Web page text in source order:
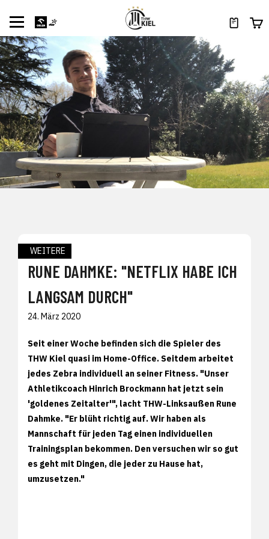
WEITERE
RUNE DAHMKE: "NETFLIX HABE ICH
LANGSAM DURCH"
24. März 2020
Seit einer Woche befinden sich die Spieler des
THW Kiel quasi im Home-Office. Seitdem arbeitet
jedes Zebra individuell an seiner Fitness. "Unser
Athletikcoach Hinrich Brockmann hat jetzt sein
'goldenes Zeitalter'", lacht THW-Linksaußen Rune
Dahmke. "Er blüht richtig auf. Wir haben als
Mannschaft für jeden Tag einen individuellen
Trainingsplan bekommen. Den versuchen wir so gut
es geht mit Dingen, die jeder zu Hause hat,
umzusetzen."